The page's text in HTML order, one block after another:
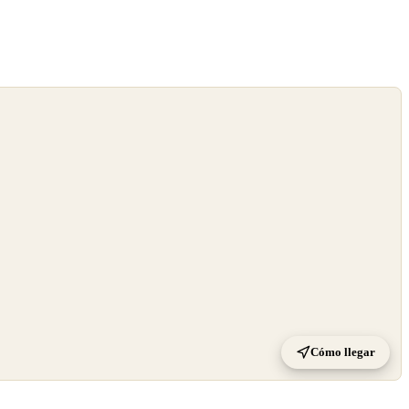
Cómo llegar